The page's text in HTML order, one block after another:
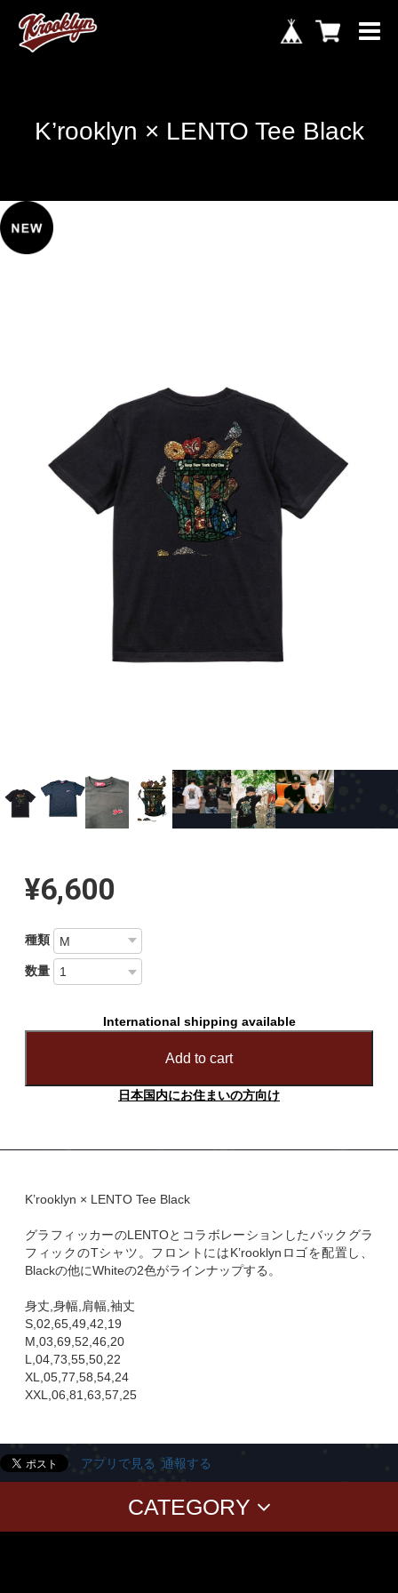
K’rooklyn × LENTO Tee Black
¥6,600
種類
数量
International shipping available
Add to cart
日本国内にお住まいの方向け
K’rooklyn × LENTO Tee Black
グラフィッカーのLENTOとコラボレーションしたバックグラ
フィックのTシャツ。フロントにはK’rooklynロゴを配置し、
Blackの他にWhiteの2色がラインナップする。
身丈,身幅,肩幅,袖丈
S,02,65,49,42,19
M,03,69,52,46,20
L,04,73,55,50,22
XL,05,77,58,54,24
XXL,06,81,63,57,25
アプリで見る 通報する
CATEGORY
T-SHIRTS PANTS CAP GOODS